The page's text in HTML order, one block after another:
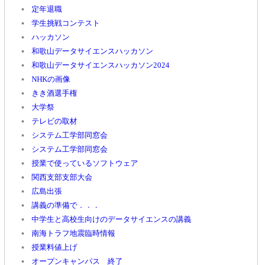
定年退職
学生挑戦コンテスト
ハッカソン
和歌山データサイエンスハッカソン
和歌山データサイエンスハッカソン2024
NHKの画像
きき酒選手権
大学祭
テレビの取材
システム工学部同窓会
システム工学部同窓会
授業で使っているソフトウェア
関西支部支部大会
広島出張
講義の準備で．．．
中学生と高校生向けのデータサイエンスの講義
南海トラフ地震臨時情報
授業料値上げ
オープンキャンパス 終了